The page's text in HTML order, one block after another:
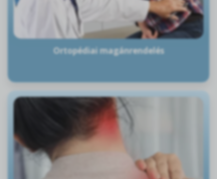
Ortopédiai magánrendelés